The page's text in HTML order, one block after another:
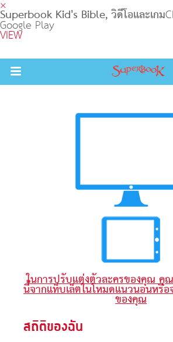
×
Superbook Kid's Bible, วิดีโอและเกม
Google Play
VIEW
Return to
คัมภีร์
อกอากาศ
ในการปรับแต่งตัวละครของคุณ คุ
นี้จากแท็บเล็ตในโหมดแนวนอนหรื
ของคุณ
สถิติของฉัน